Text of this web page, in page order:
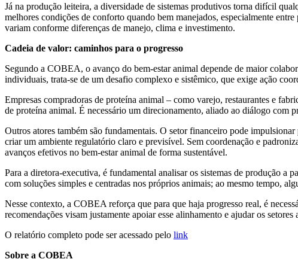
Já na produção leiteira, a diversidade de sistemas produtivos torna difícil
melhores condições de conforto quando bem manejados, especialmente
variam conforme diferenças de manejo, clima e investimento.
Cadeia de valor: caminhos para o progresso
Segundo a COBEA, o avanço do bem-estar animal depende de maior
individuais, trata-se de um desafio complexo e sistêmico, que exige ação
Empresas compradoras de proteína animal – como varejo, restaurantes e
de proteína animal. É necessário um direcionamento, aliado ao diálogo com
Outros atores também são fundamentais. O setor financeiro pode
criar um ambiente regulatório claro e previsível. Sem coordenação e
avanços efetivos no bem-estar animal de forma sustentável.
Para a diretora-executiva, é fundamental analisar os sistemas de produção a
com soluções simples e centradas nos próprios animais; ao mesmo tempo,
Nesse contexto, a COBEA reforça que para que haja progresso real, é
recomendações visam justamente apoiar esse alinhamento e ajudar os
O relatório completo pode ser acessado pelo link
Sobre a COBEA